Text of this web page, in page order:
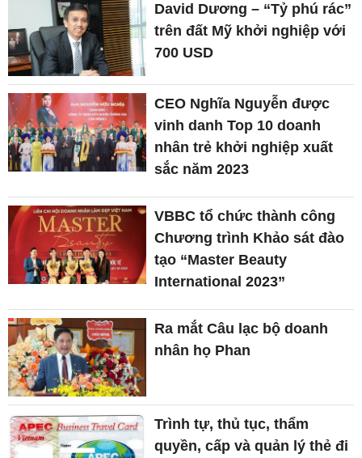
David Dương – “Tỷ phú rác”
trên đất Mỹ khởi nghiệp với
700 USD
CEO Nghĩa Nguyễn được
vinh danh Top 10 doanh
nhân trẻ khởi nghiệp xuất
sắc năm 2023
VBBC tổ chức thành công
Chương trình Khảo sát đào
tạo “Master Beauty
International 2023”
Ra mắt Câu lạc bộ doanh
nhân họ Phan
Trình tự, thủ tục, thẩm
quyền, cấp và quản lý thẻ đi